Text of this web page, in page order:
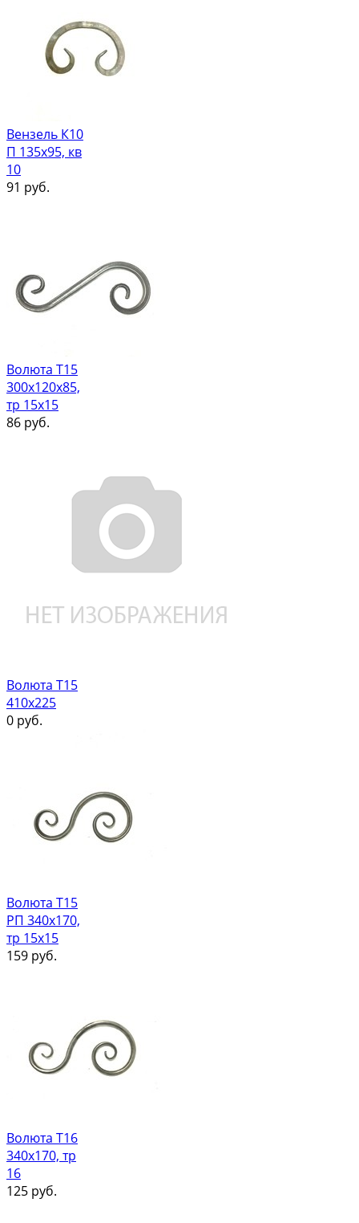
Вензель К10
П 135х95, кв
10
91 руб.
Волюта Т15
300х120х85,
тр 15х15
86 руб.
Волюта Т15
410х225
0 руб.
Волюта Т15
РП 340х170,
тр 15х15
159 руб.
Волюта Т16
340х170, тр
16
125 руб.